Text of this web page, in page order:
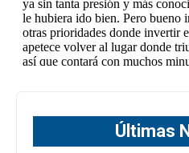
Últimas